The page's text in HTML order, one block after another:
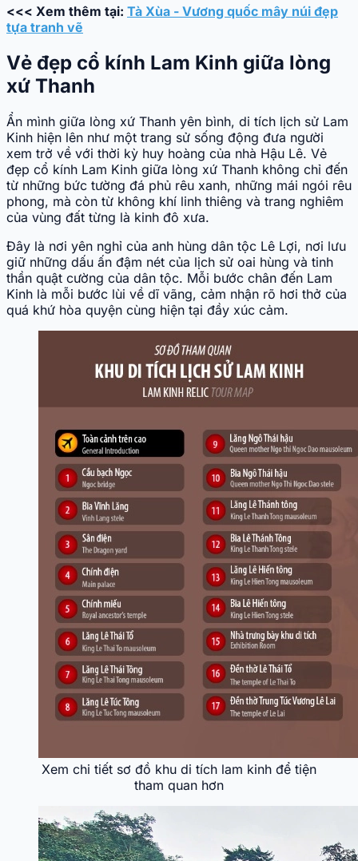
<<< Xem thêm tại: Tà Xùa - Vương quốc mây núi đẹp
tựa tranh vẽ
Vẻ đẹp cổ kính Lam Kinh giữa lòng
xứ Thanh
Ẩn mình giữa lòng xứ Thanh yên bình, di tích lịch sử Lam
Kinh hiện lên như một trang sử sống động đưa người
xem trở về với thời kỳ huy hoàng của nhà Hậu Lê. Vẻ
đẹp cổ kính Lam Kinh giữa lòng xứ Thanh không chỉ đến
từ những bức tường đá phủ rêu xanh, những mái ngói rêu
phong, mà còn từ không khí linh thiêng và trang nghiêm
của vùng đất từng là kinh đô xưa.
Đây là nơi yên nghỉ của anh hùng dân tộc Lê Lợi, nơi lưu
giữ những dấu ấn đậm nét của lịch sử oai hùng và tinh
thần quật cường của dân tộc. Mỗi bước chân đến Lam
Kinh là mỗi bước lùi về dĩ vãng, cảm nhận rõ hơi thở của
quá khứ hòa quyện cùng hiện tại đầy xúc cảm.
Xem chi tiết sơ đồ khu di tích lam kinh để tiện
tham quan hơn